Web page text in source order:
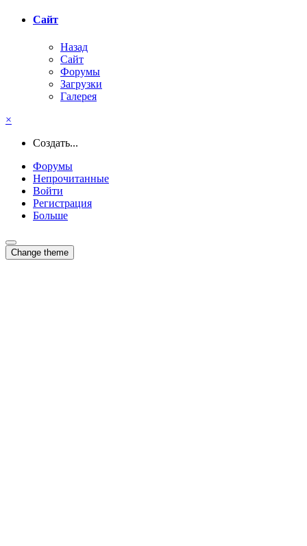
Сайт
Назад
Сайт
Форумы
Загрузки
Галерея
×
Создать...
Форумы
Непрочитанные
Войти
Регистрация
Больше
Change theme